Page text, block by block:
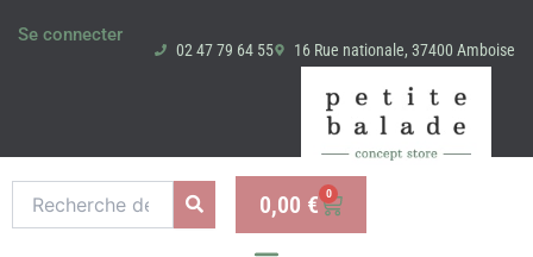
Se connecter
02 47 79 64 55 16 Rue nationale, 37400 Amboise
pour :
0,00 € 0
Panier